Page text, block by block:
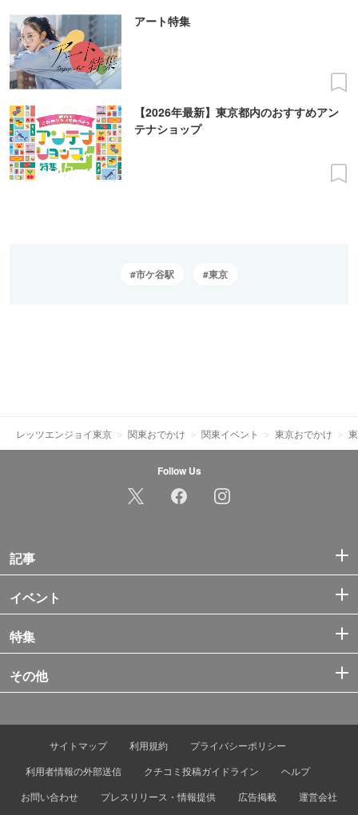
アート特集
【2026年最新】東京都内のおすすめアン
テナショップ
市ケ谷駅 東京
レッツエンジョイ東京 関東おでかけ 関東イベント 東京おでかけ
Follow Us
記事
イベント
特集
その他
サイトマップ 利用規約
プライバシーポリシー
利用者情報の外部送信
クチコミ投稿ガイドライン
ヘルプ
お問い合わせ
プレスリリース・情報提供 広告掲載 運営会社